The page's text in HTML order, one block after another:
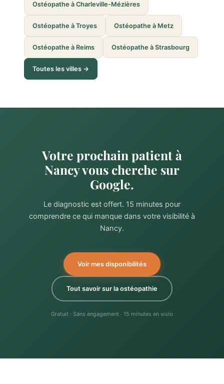
Ostéopathe à Charleville-Mézières
Ostéopathe à Troyes Ostéopathe à Metz
Ostéopathe à Reims Ostéopathe à Strasbourg
Toutes les villes →
Votre prochain patient à
Nancy vous cherche sur
Google.
Le diagnostic est offert. 15 minutes pour
comprendre ce qui manque dans votre visibilité à
Nancy.
Voir mes disponibilités
Tout savoir sur la ostéopathie
Gratuit · Sans engagement · 15 minutes en visio